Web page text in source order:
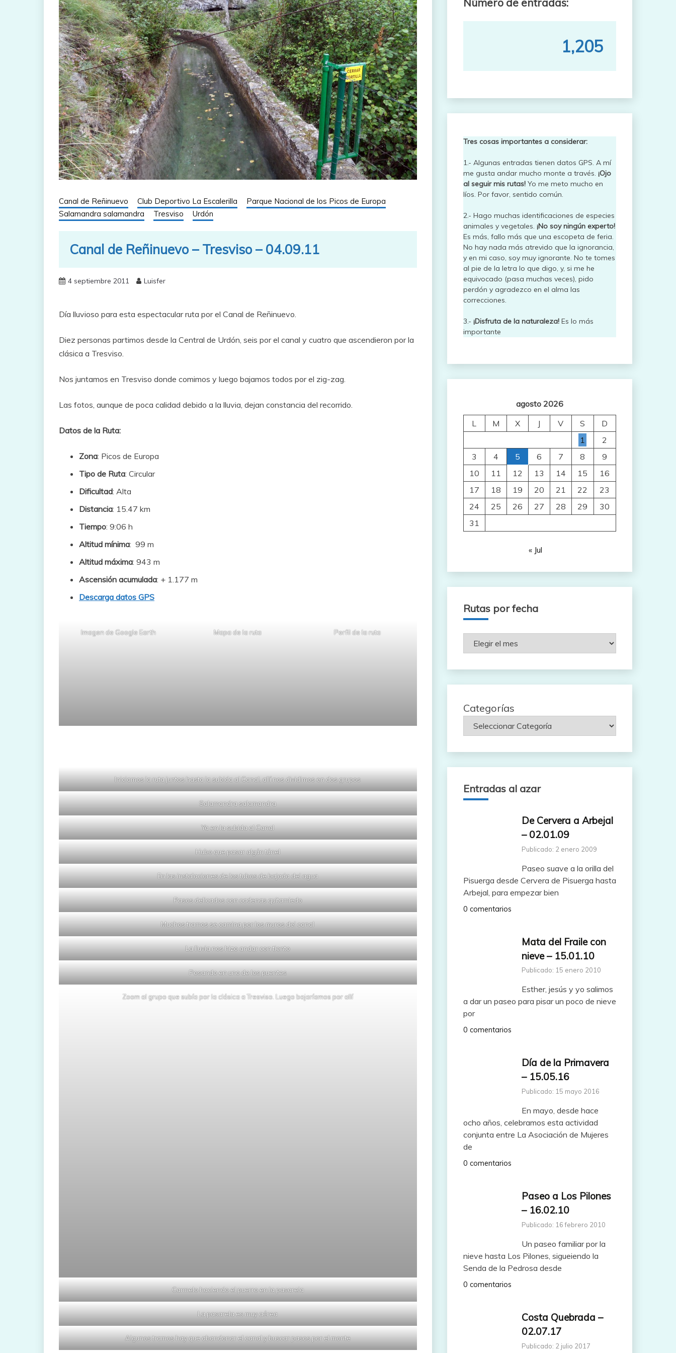
Canal de Reñinuevo Club Deportivo La Escalerilla
Parque Nacional de los Picos de Europa
Salamandra salamandra
Tresviso Urdón
Canal de Reñinuevo – Tresviso – 04.09.11
4 septiembre 2011 Luisfer
Día lluvioso para esta espectacular ruta por el Canal de Reñinuevo.
Diez personas partimos desde la Central de Urdón, seis por el canal y cuatro que ascendieron por la
clásica a Tresviso.
Nos juntamos en Tresviso donde comimos y luego bajamos todos por el zig-zag.
Las fotos, aunque de poca calidad debido a la lluvia, dejan constancia del recorrido.
Datos de la Ruta:
Zona: Picos de Europa
Tipo de Ruta: Circular
Dificultad: Alta
Distancia: 15.47 km
Tiempo: 9:06 h
Altitud mínima: 99 m
Altitud máxima: 943 m
Ascensión acumulada: + 1.177 m
Descarga datos GPS
Imagen de Google Earth Mapa de la ruta Perfil de la ruta
Iniciamos la ruta juntos hasta la subida al Canal, allí nos dividimos en dos grupos
Salamandra salamandra
Ya en la subida al Canal
Hubo que pasar algún túnel
En las instalaciones de los tubos de bajada del agua
Pasos delicados con cadenas quitamiedo
Muchos tramos se camina por los muros del canal
La lluvia nos hizo andar con tiento
Posando en uno de los puentes
Zoom al grupo que subía por la clásica a Tresviso. Luego bajaríamos por allí
Carmelo haciendo el puerro en la pasarela
La pasarela es muy aérea
Algunos tramos hay que abandonar el canal y buscar pasos por el monte
1,205
Tres cosas importantes a considerar:
1.- Algunas entradas tienen datos GPS. A mí
me gusta andar mucho monte a través. ¡Ojo
al seguir mis rutas!Yo me meto mucho en
líos. Por favor, sentido común.
2.- Hago muchas identificaciones de especies
animales y vegetales. ¡No soy ningún experto!
Es más, fallo más que una escopeta de feria.
No hay nada más atrevido que la ignorancia,
y en mi caso, soy muy ignorante. No te tomes
al pie de la letra lo que digo, y, si me he
equivocado (pasa muchas veces), pido
perdón y agradezco en el alma las
correcciones.
3.- ¡Disfruta de la naturaleza!Es lo más
importante
agosto 2026
L
M X J V S
D
1
2
3
4 5 6 7 8
9
10
11 12 13 14 15
16
17
18 19 20 21 22
23
24
25 26 27 28 29
30
31
« Jul
Rutas por fecha
Rutas
Categorías
Entradas al azar
De Cervera a Arbejal
– 02.01.09
Publicado: 2 enero 2009
Paseo suave a la orilla del
Pisuerga desde Cervera de Pisuerga hasta
Arbejal, para empezar bien
0 comentarios
Mata del Fraile con
nieve – 15.01.10
Publicado: 15 enero 2010
Esther, jesús y yo salimos
a dar un paseo para pisar un poco de nieve
por
0 comentarios
Día de la Primavera
– 15.05.16
Publicado: 15 mayo 2016
En mayo, desde hace
ocho años, celebramos esta actividad
conjunta entre La Asociación de Mujeres
de
0 comentarios
Paseo a Los Pilones
– 16.02.10
Publicado: 16 febrero 2010
Un paseo familiar por la
nieve hasta Los Pilones, sigueiendo la
Senda de la Pedrosa desde
0 comentarios
Costa Quebrada –
02.07.17
Publicado: 2 julio 2017